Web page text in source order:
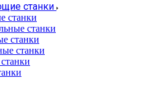
станки
станки
станки
станки
станки